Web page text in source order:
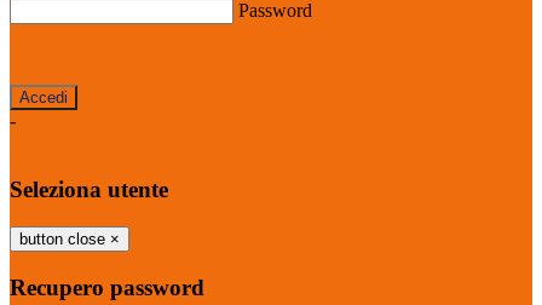
Password
-
Seleziona utente
button close ×
Recupero password